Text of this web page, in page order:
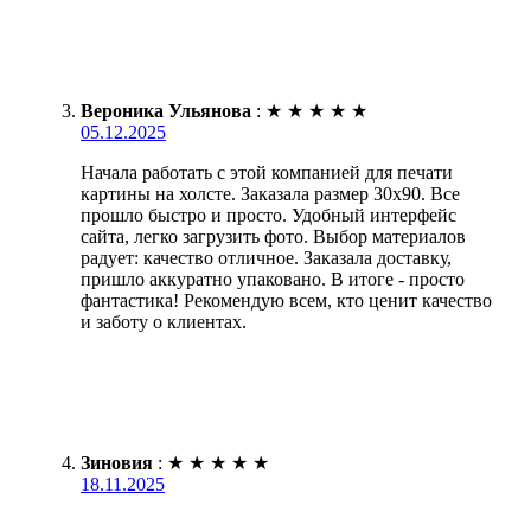
Вероника Ульянова : ★ ★ ★ ★ ★
05.12.2025
Начала работать с этой компанией для печати
картины на холсте. Заказала размер 30х90. Все
прошло быстро и просто. Удобный интерфейс
сайта, легко загрузить фото. Выбор материалов
радует: качество отличное. Заказала доставку,
пришло аккуратно упаковано. В итоге - просто
фантастика! Рекомендую всем, кто ценит качество
и заботу о клиентах.
Зиновия : ★ ★ ★ ★ ★
18.11.2025